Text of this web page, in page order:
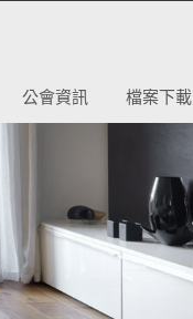
公會資訊 檔案下載